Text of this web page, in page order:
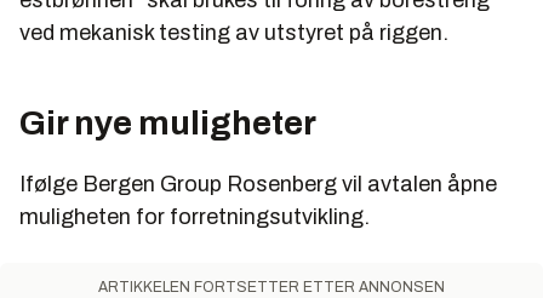
ved mekanisk testing av utstyret på riggen.
Gir nye muligheter
Ifølge Bergen Group Rosenberg vil avtalen åpne
muligheten for forretningsutvikling.
ARTIKKELEN FORTSETTER ETTER ANNONSEN